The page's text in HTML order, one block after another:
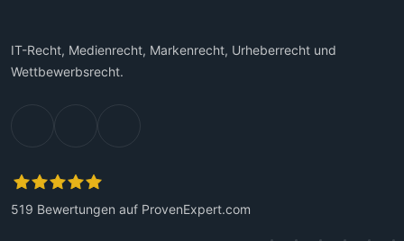
IT-Recht, Medienrecht, Markenrecht, Urheberrecht und
Wettbewerbsrecht.
519 Bewertungen auf ProvenExpert.com